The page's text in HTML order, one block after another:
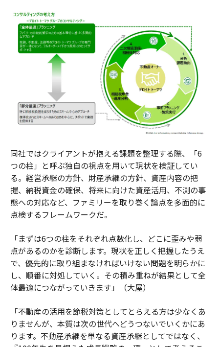
同社ではクライアントが抱える課題を整理する際、「6
つの柱」と呼ぶ独自の視点を用いて現状を検証してい
る。経営承継の方針、財産承継の方針、資産内容の把
握、納税資金の確保、将来に向けた資産活用、不測の事
態への対応など、ファミリーを取り巻く論点を多面的に
点検するフレームワークだ。
「まずは6つの柱をそれぞれ点数化し、どこに歪みや弱
点があるのかを診断します。現状を正しく把握したうえ
で、優先的に取り組まなければいけない問題を明らかに
し、順番に対処していく。その積み重ねが結果として全
体最適につながっていきます」（大屋）
「不動産の活用を節税対策としてとらえる方は少なくあ
りませんが、本質は次の世代へどうつないでいくかにあ
ります。不動産承継を単なる資産承継としてではなく、